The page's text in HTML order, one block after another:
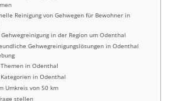
Reinigung von Gehwegen für Bewohner in
in der Region um Odenthal
Gehwegreinigungslösungen in Odenthal
in Odenthal
in Odenthal
Umkreis von 50 km
stellen